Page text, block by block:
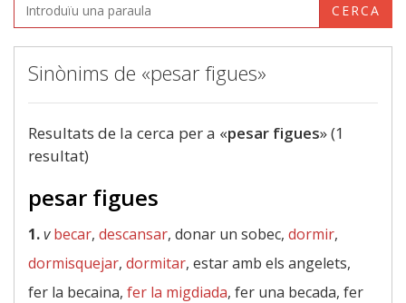
CERCA
Sinònims de «pesar figues»
Resultats de la cerca per a «pesar figues» (1
resultat)
pesar figues
1.v becar, descansar, donar un sobec, dormir,
dormisquejar, dormitar, estar amb els angelets,
fer la becaina, fer la migdiada, fer una becada, fer